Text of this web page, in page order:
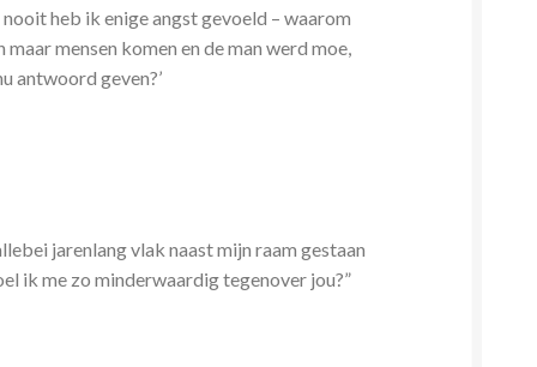
heb ik enige angst gevoeld – waarom
mensen komen en de man werd moe,
antwoord geven?’
jarenlang vlak naast mijn raam gestaan
ik me zo minderwaardig tegenover jou?”